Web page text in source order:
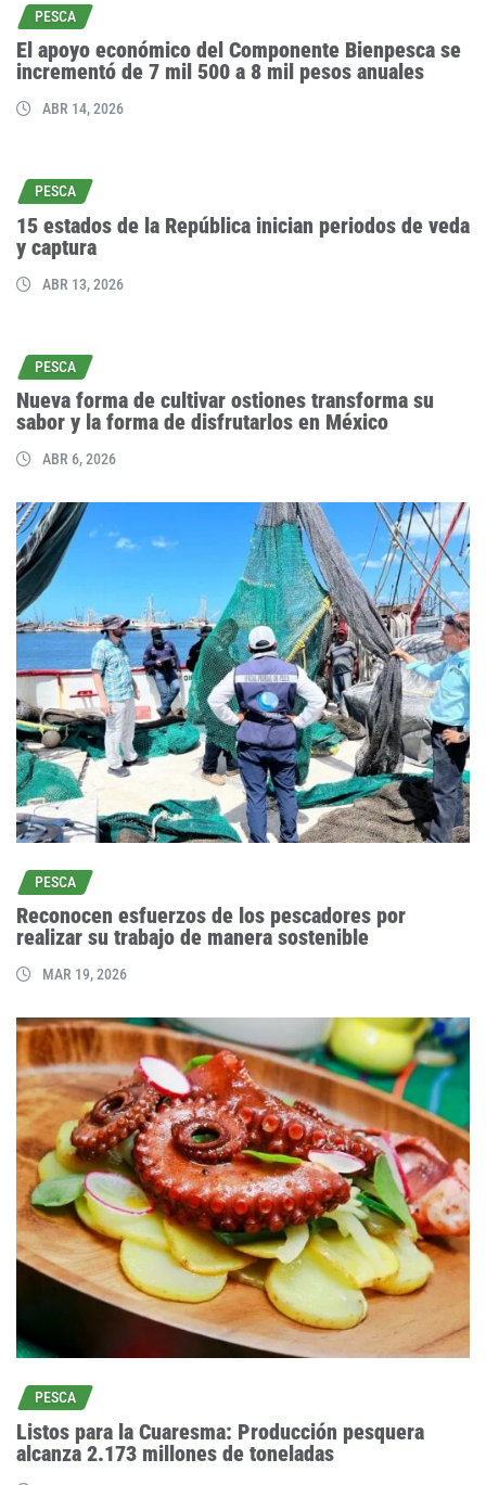
PESCA
El apoyo económico del Componente Bienpesca se
incrementó de 7 mil 500 a 8 mil pesos anuales
ABR 14, 2026
PESCA
15 estados de la República inician periodos de veda
y captura
ABR 13, 2026
PESCA
Nueva forma de cultivar ostiones transforma su
sabor y la forma de disfrutarlos en México
ABR 6, 2026
PESCA
Reconocen esfuerzos de los pescadores por
realizar su trabajo de manera sostenible
MAR 19, 2026
PESCA
Listos para la Cuaresma: Producción pesquera
alcanza 2.173 millones de toneladas